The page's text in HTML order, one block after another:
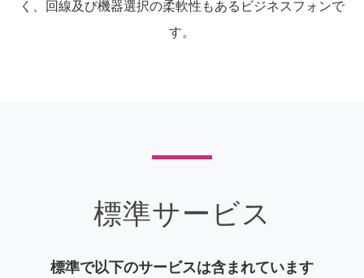
く、回線及び機器選択の柔軟性もあるビジネスフォンで
す。
標準サービス
標準で以下のサービスは含まれています